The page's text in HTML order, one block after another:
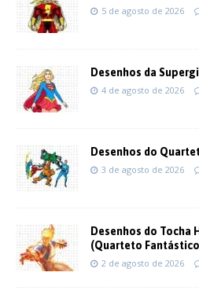
5 de agosto de 2026
Desenhos da
4 de agosto de 2026
Desenhos do
3 de agosto de 2026
Desenhos do Tocha
(Quarteto
2 de agosto de 2026